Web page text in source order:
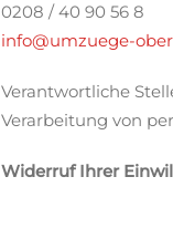
0208 / 40 90 56 8
info@umzuege-
Verantwortliche
Verarbeitung von
Widerruf Ihrer